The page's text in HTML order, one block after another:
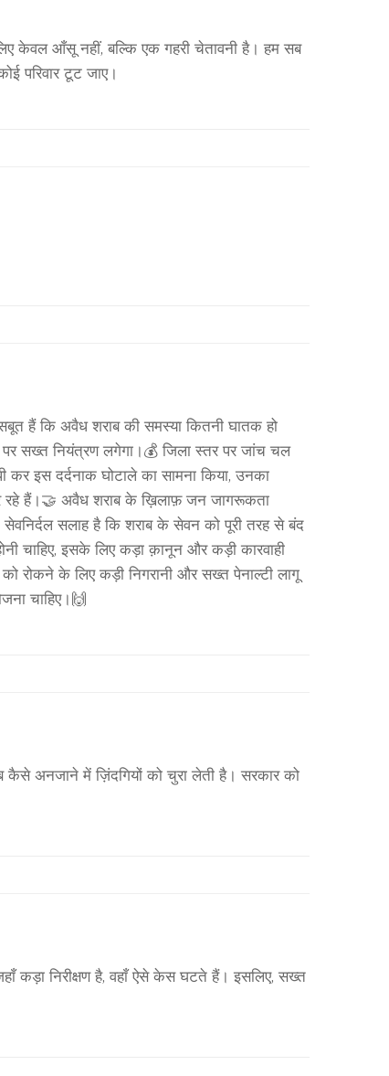
केवल आँसू नहीं, बल्कि एक गहरी चेतावनी है। हम सब
परिवार टूट जाए।
हैं कि अवैध शराब की समस्या कितनी घातक हो
पर सख्त नियंत्रण लगेगा।💰 जिला स्तर पर जांच चल
कर इस दर्दनाक घोटाले का सामना किया, उनका
कर रहे हैं।🤝 अवैध शराब के ख़िलाफ़ जन जागरूकता
सेवनिर्दल सलाह है कि शराब के सेवन को पूरी तरह से बंद
चाहिए, इसके लिए कड़ा क़ानून और कड़ी कारवाही
रोकने के लिए कड़ी निगरानी और सख्त पेनाल्टी लागू
चाहिए।🙌
कैसे अनजाने में ज़िंदगियों को चुरा लेती है। सरकार को
कड़ा निरीक्षण है, वहाँ ऐसे केस घटते हैं। इसलिए, सख्त